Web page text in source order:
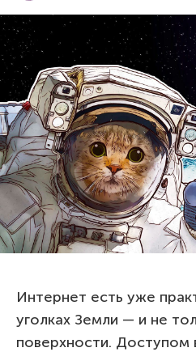
Интернет есть уже
уголках Земли — и не
поверхности. Доступом